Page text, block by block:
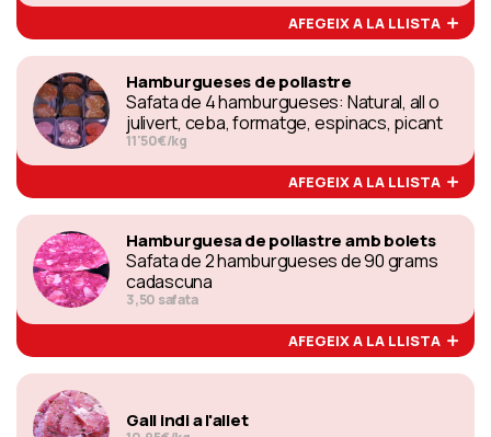
AFEGEIX A LA LLISTA
Hamburgueses de pollastre
Safata de 4 hamburgueses: Natural, all o
julivert, ceba, formatge, espinacs, picant
11'50€/kg
AFEGEIX A LA LLISTA
Hamburguesa de pollastre amb bolets
Safata de 2 hamburgueses de 90 grams
cadascuna
3,50 safata
AFEGEIX A LA LLISTA
Gall indi a l'allet